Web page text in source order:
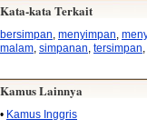
Kata-kata Terkait
bersimpan menyimpan
malam simpanan tersimpan
Kamus Lainnya
• Kamus Inggris